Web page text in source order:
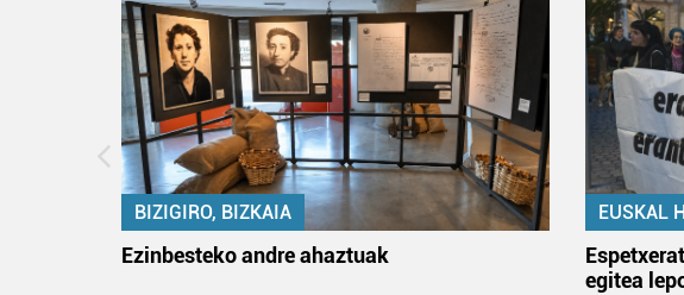
BIZIGIRO, BIZKAIA
Ezinbesteko andre ahaztuak
EUSKAL
egitea